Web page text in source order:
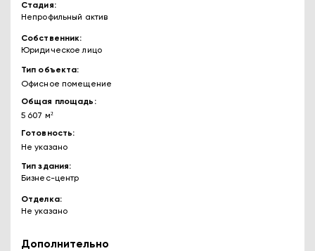
Стадия
Непрофильный актив
Собственник
Юридическое лицо
Тип объекта
Офисное помещение
Общая площадь
5 607 м²
Готовность
Не указано
Тип здания
Бизнес-центр
Отделка
Не указано
Дополнительно